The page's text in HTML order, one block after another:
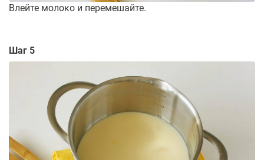
Влейте молоко и перемешайте.
Шаг 5